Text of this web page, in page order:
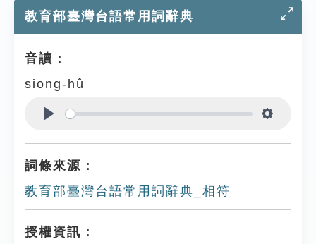
教育部臺灣台語常用詞辭典
音讀：
siong-hû
詞條來源：
教育部臺灣台語常用詞辭典_相符
授權資訊：